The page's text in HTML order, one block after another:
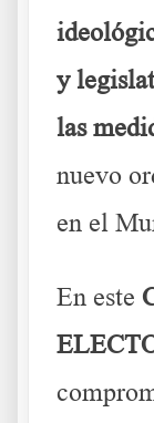
y
las
nuevo
en el
En este